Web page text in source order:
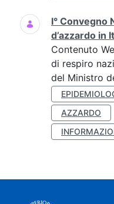
I° Convegno
d’azzardo in
Contenuto
di respiro
del Ministro
AZZARDO